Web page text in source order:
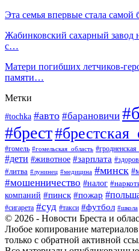
Эта семья впервые стала самой
Жабинковский сахарный завод
с…
Матери погибших летчиков-
памяти…
Метки
#tochka #авто #барановичи
#брест
#гомель #гомельская_область
#дети #животное #зарплата
#литва #лунинец #медицина #минск
#мошенничество #налог
компаний #пинск #пожар
#сигарета #суд #такси #футбол #школа
© 2026 - Новости Бреста и
Любое копирование материалов
только с обратной активной